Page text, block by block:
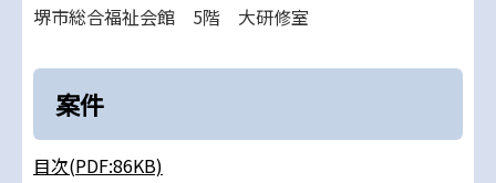
堺市総合福祉会館 5階 大研修室
案件
目次(PDF:86KB)